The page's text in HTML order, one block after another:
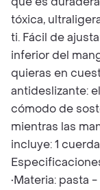
tóxica,
ti. Fácil de
inferior del
quieras en
antideslizante:
cómodo de
mientras las
incluye: 1
•Materia: pasta